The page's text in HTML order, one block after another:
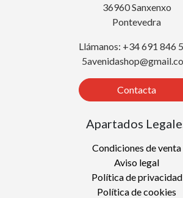
36960 Sanxenxo
Pontevedra
Llámanos: +34 691 846
Contacta
Apartados
Condiciones de venta
Aviso legal
Política de privacidad
Política de cookies